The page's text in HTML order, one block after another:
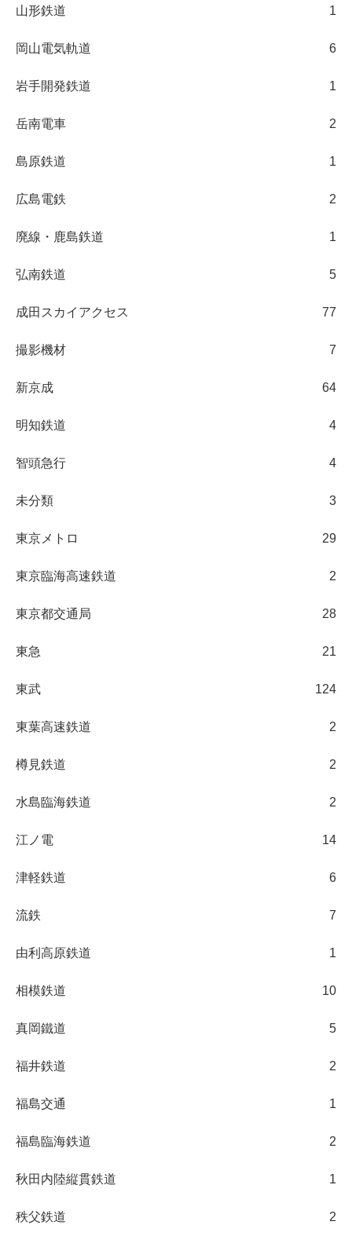
山形鉄道 1
岡山電気軌道 6
岩手開発鉄道 1
岳南電車 2
島原鉄道 1
広島電鉄 2
廃線・鹿島鉄道 1
弘南鉄道 5
成田スカイアクセス 77
撮影機材 7
新京成 64
明知鉄道 4
智頭急行 4
未分類 3
東京メトロ 29
東京臨海高速鉄道 2
東京都交通局 28
東急 21
東武 124
東葉高速鉄道 2
樽見鉄道 2
水島臨海鉄道 2
江ノ電 14
津軽鉄道 6
流鉄 7
由利高原鉄道 1
相模鉄道 10
真岡鐵道 5
福井鉄道 2
福島交通 1
福島臨海鉄道 2
秋田内陸縦貫鉄道 1
秩父鉄道 2